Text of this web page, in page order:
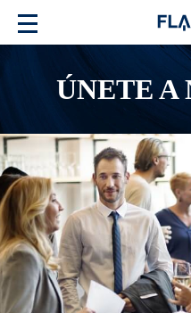
ÚNETE A